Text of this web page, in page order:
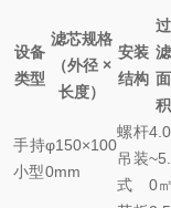
设备
类型
滤芯规格
（外径 ×
长度）
安装
结构
过
滤
面
积
手持
小型
φ150×100
0mm
螺杆
吊装
式
4.0
~5.
0㎡